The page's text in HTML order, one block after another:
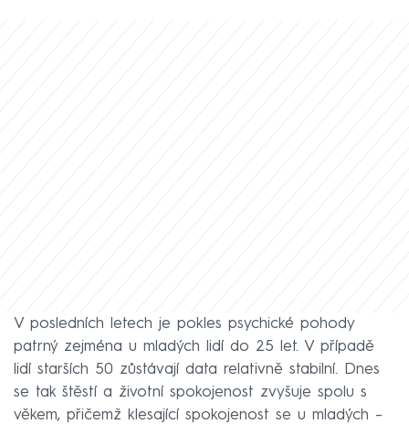
V posledních letech je pokles psychické pohody
patrný zejména u mladých lidí do 25 let. V případě
lidí starších 50 zůstávají data relativně stabilní. Dnes
se tak štěstí a životní spokojenost zvyšuje spolu s
věkem, přičemž klesající spokojenost se u mladých –